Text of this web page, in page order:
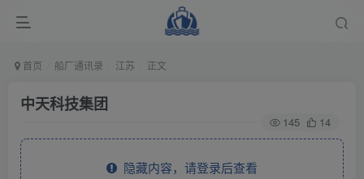
首页 船厂通讯录 江苏 正文
中天科技集团
145 14
隐藏内容，请登录后查看